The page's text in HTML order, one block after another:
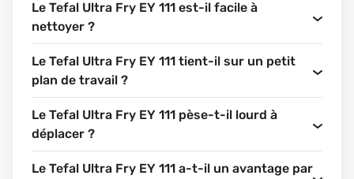
Le Tefal Ultra Fry EY 111 est-il facile à
nettoyer ?
Le Tefal Ultra Fry EY 111 tient-il sur un petit
plan de travail ?
Le Tefal Ultra Fry EY 111 pèse-t-il lourd à
déplacer ?
Le Tefal Ultra Fry EY 111 a-t-il un avantage par